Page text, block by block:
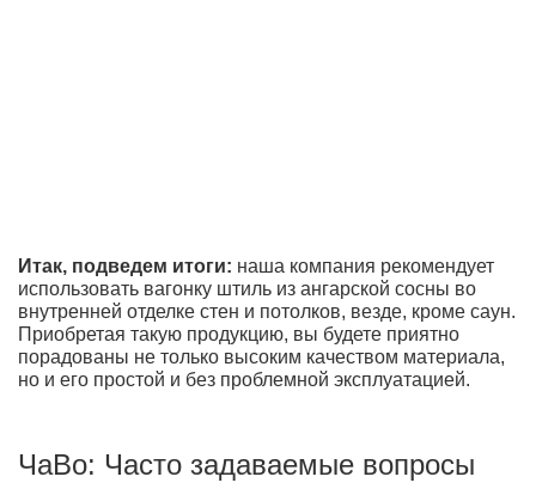
Итак, подведем итоги: наша компания рекомендует
использовать вагонку штиль из ангарской сосны во
внутренней отделке стен и потолков, везде, кроме саун.
Приобретая такую продукцию, вы будете приятно
порадованы не только высоким качеством материала,
но и его простой и без проблемной эксплуатацией.
ЧаВо: Часто задаваемые вопросы